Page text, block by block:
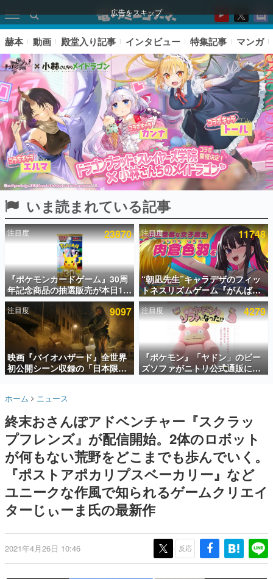
広告をスキップ
ピックアップ
電ファミのいま読まれている記事ランキング
アプリセール情報
インタビュー
連載・特集一覧
殿堂入り記事
SNS拡散数が数千以上！ ページビュー数万以上！ などな
ど。多くの人々に読まれた、電ファミ渾身の“殿堂入り”記
事をまとめました。
名作ゲームクリエイターの方々に製作時のエピソードをお
きます。
赫本
この物語を解いてはいけない。『赫本』は、〈試験問題〉
の形をした短編ホラー小説集です。
新世代に訊く
これからのデジタルゲーム市場を担う若きクリエイター達
の姿を追い、彼らのルーツと情熱を探っていきます。
ゲーム世代の作家たち
ゲームに多大な影響を受けた作家さんに取材し、ゲームが
日本のコンテンツ産業やカルチャーに与えた影響を探る企
画です。
赫本 動画 殿堂入り記事 インタビュー 特集記事 マンガ
いま読まれている記事
注目度 23870
『ポケモンカードゲーム』30周
年記念商品の抽選販売が本日12
時より開始。拡張パック「30th
CELEBRATION」のボックス
に、「プレミアムデッキセット
エーフィ・ブラッキー」
「FUTURISTIC BOX」の計3商
品
注目度 11748
“朝凪先生”キャラデザのフィッ
トネスリズムゲーム『がんば
れ！チアリズム』Steamストア
ページが公開。キャラクターの
CVは陽向葵ゅかさん
注目度 9097
映画『バイオハザード』全世界
初公開シーン収録の「日本限
定」予告映像が解禁。バイオの
「ラクーンシティ総合病院」へ
注目度 4279
『ポケモン』「ヤドン」のビー
ズソファがニトリ公式通販にて
販売中。かわいらしい顔や立体
ホーム ニュース
終末おさんぽアドベンチャー『スクラッ
プフレンズ』が配信開始。2体のロボット
が何もない荒野をどこまでも歩んでいく。
『ポストアポカリプスベーカリー』など
ユニークな作風で知られるゲームクリエイ
ターじぃーま氏の最新作
2021年4月26日 10:46 反応